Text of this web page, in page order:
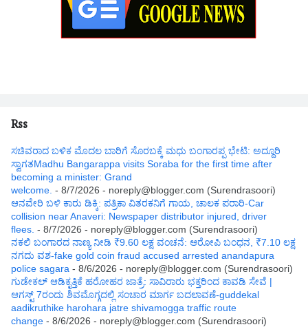
Rss
ಸಚಿವರಾದ ಬಳಿಕ ಮೊದಲ ಬಾರಿಗೆ ಸೊರಬಕ್ಕೆ ಮಧು ಬಂಗಾರಪ್ಪ ಭೇಟಿ: ಅದ್ದೂರಿ
ಸ್ವಾಗತMadhu Bangarappa visits Soraba for the first time after
becoming a minister: Grand
welcome. - 8/7/2026 - noreply@blogger.com (Surendrasoori)
ಆನವೇರಿ ಬಳಿ ಕಾರು ಡಿಕ್ಕಿ: ಪತ್ರಿಕಾ ವಿತರಕನಿಗೆ ಗಾಯ, ಚಾಲಕ ಪರಾರಿ-Car
collision near Anaveri: Newspaper distributor injured, driver
flees. - 8/7/2026 - noreply@blogger.com (Surendrasoori)
ನಕಲಿ ಬಂಗಾರದ ನಾಣ್ಯ ನೀಡಿ ₹9.60 ಲಕ್ಷ ವಂಚನೆ: ಆರೋಪಿ ಬಂಧನ, ₹7.10 ಲಕ್ಷ
ನಗದು ವಶ-fake gold coin fraud accused arrested anandapura
police sagara - 8/6/2026 - noreply@blogger.com (Surendrasoori)
ಗುಡೇಕಲ್ ಆಡಿಕೃತ್ತಿಕೆ ಹರೋಹರ ಜಾತ್ರೆ: ಸಾವಿರಾರು ಭಕ್ತರಿಂದ ಕಾವಡಿ ಸೇವೆ |
ಆಗಸ್ಟ್ 7ರಂದು ಶಿವಮೊಗ್ಗದಲ್ಲಿ ಸಂಚಾರ ಮಾರ್ಗ ಬದಲಾವಣೆ-guddekal
aadikruthike harohara jatre shivamogga traffic route
change - 8/6/2026 - noreply@blogger.com (Surendrasoori)